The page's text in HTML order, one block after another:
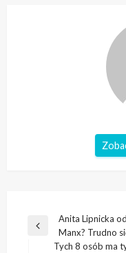
Nawigacja
wpisu
Poprzedni
Anita Lipnicka
Manx? Trudno
Tych 8 osób ma